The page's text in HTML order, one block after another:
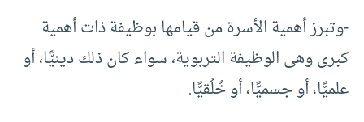
-وتبرز أهمية الأسرة من قيامها بوظيفة ذات أهمية
كبرى وهى الوظيفة التربوية، سواء كان ذلك دينيًّا، أو
علميًّا، أو جسميًّا، أو خُلُقيًّا.